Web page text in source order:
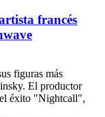
francés
figuras más
El productor
éxito "Nightcall",